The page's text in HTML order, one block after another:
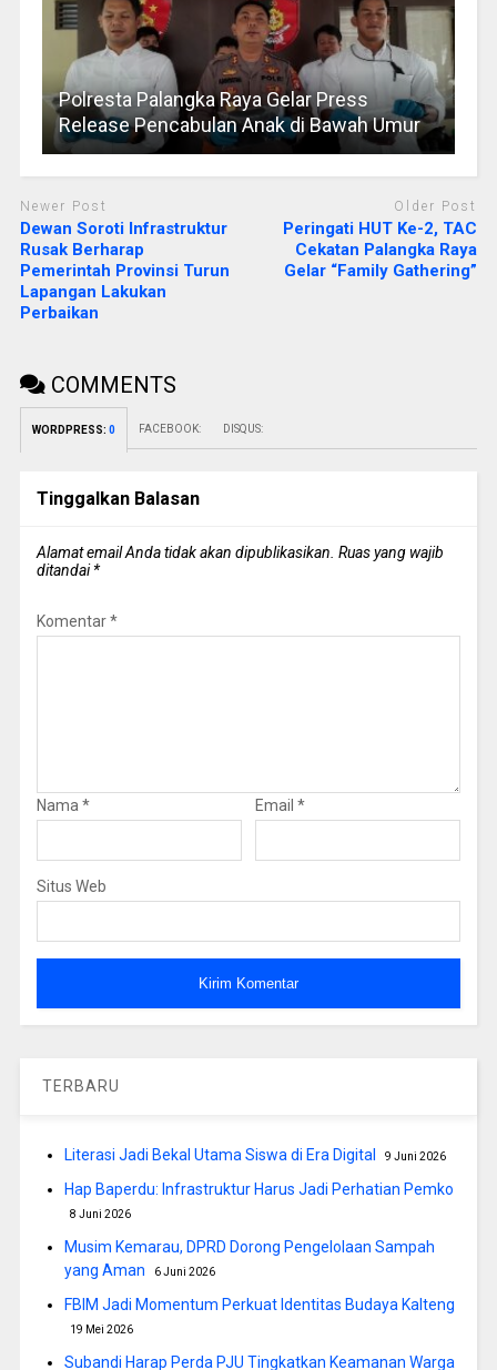
Polresta Palangka Raya Gelar Press
Release Pencabulan Anak di Bawah Umur
Newer Post
Dewan Soroti Infrastruktur
Rusak Berharap
Pemerintah Provinsi Turun
Lapangan Lakukan
Perbaikan
Older Post
Peringati HUT Ke-2, TAC
Cekatan Palangka Raya
Gelar “Family Gathering”
COMMENTS
WORDPRESS: 0 FACEBOOK: DISQUS:
Tinggalkan Balasan
Alamat email Anda tidak akan dipublikasikan. Ruas yang wajib
ditandai*
Komentar*
Nama * Email *
Situs Web
TERBARU
Literasi Jadi Bekal Utama Siswa di Era Digital 9 Juni 2026
Hap Baperdu: Infrastruktur Harus Jadi Perhatian Pemko
8 Juni 2026
Musim Kemarau, DPRD Dorong Pengelolaan Sampah
yang Aman
6 Juni 2026
FBIM Jadi Momentum Perkuat Identitas Budaya Kalteng
19 Mei 2026
Subandi Harap Perda PJU Tingkatkan Keamanan Warga